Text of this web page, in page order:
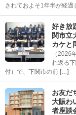
されておよそ1年半が経
好き放
関市立
カケと
（2026
れ返る
付）で、下関市の前 […]
お友だ
大賑わ
者座談